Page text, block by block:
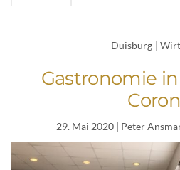
Duisburg |
Gastronomie
29. Mai 2020 | Peter